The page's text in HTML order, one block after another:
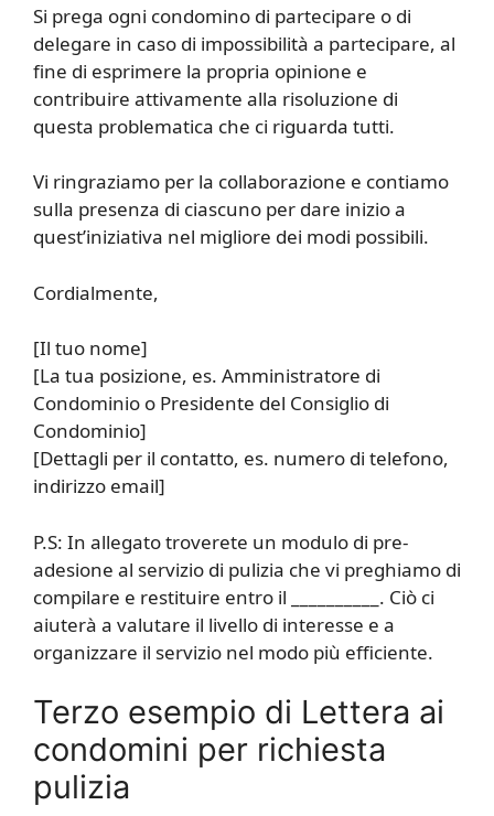
Si prega ogni condomino di partecipare o di
delegare in caso di impossibilità a partecipare, al
fine di esprimere la propria opinione e
contribuire attivamente alla risoluzione di
questa problematica che ci riguarda tutti.
Vi ringraziamo per la collaborazione e contiamo
sulla presenza di ciascuno per dare inizio a
quest’iniziativa nel migliore dei modi possibili.
Cordialmente,
[Il tuo nome]
[La tua posizione, es. Amministratore di
Condominio o Presidente del Consiglio di
Condominio]
[Dettagli per il contatto, es. numero di telefono,
indirizzo email]
P.S: In allegato troverete un modulo di pre-
adesione al servizio di pulizia che vi preghiamo di
compilare e restituire entro il __________. Ciò ci
aiuterà a valutare il livello di interesse e a
organizzare il servizio nel modo più efficiente.
Terzo esempio di Lettera ai
condomini per richiesta
pulizia